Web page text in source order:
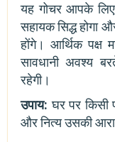
यह गोचर आपके लिए
सहायक सिद्ध होगा
होंगे। आर्थिक
सावधानी अवश्य
रहेगी।
उपाय:घर पर किसी
और नित्य उसकी